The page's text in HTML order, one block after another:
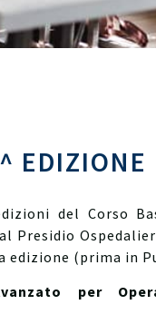
EDIZIONE
del Corso
Presidio
edizione (prima in
per